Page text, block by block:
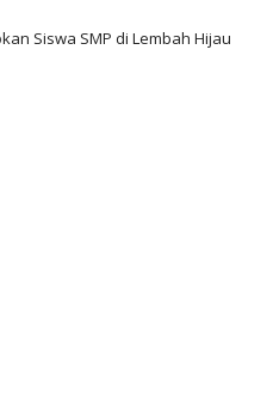
Siswa SMP di Lembah Hijau